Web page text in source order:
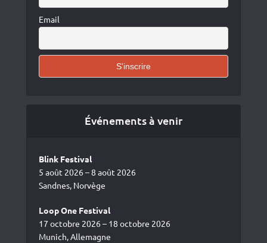
Email
Événements à venir
Blink Festival
5 août 2026 – 8 août 2026
Sandnes, Norvège
Loop One Festival
17 octobre 2026 – 18 octobre 2026
Munich, Allemagne